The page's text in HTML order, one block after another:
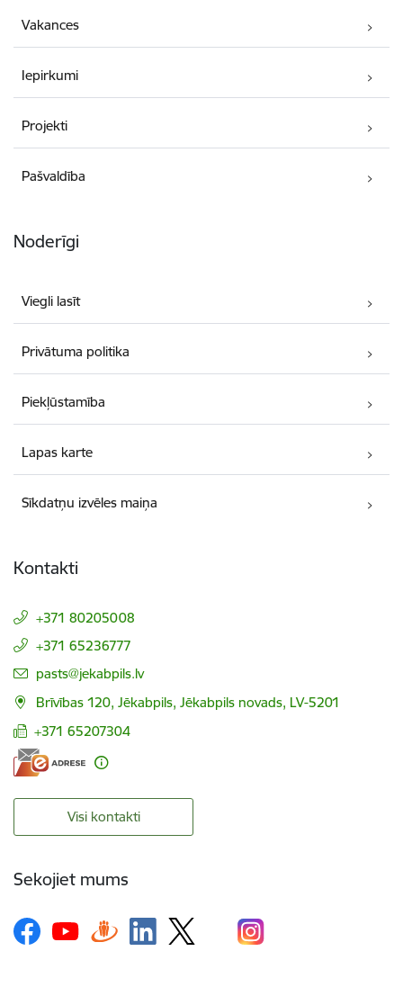
Vakances
Iepirkumi
Projekti
Pašvaldība
Noderīgi
Viegli lasīt
Privātuma politika
Piekļūstamība
Lapas karte
Sīkdatņu izvēles maiņa
Kontakti
+371 80205008
+371 65236777
E-pasts:
pasts@jekabpils.lv
Brīvības 120, Jēkabpils, Jēkabpils novads, LV-5201
+371 65207304
Visi kontakti
Sekojiet mums